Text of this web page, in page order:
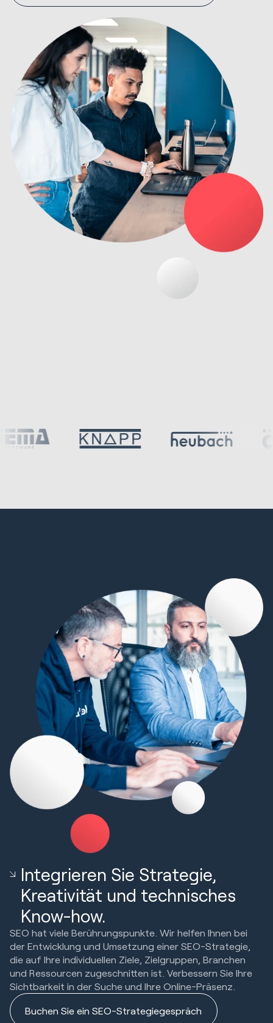
Integrieren Sie Strategie,
Kreativität und technisches
Know-how.
SEO hat viele Berührungspunkte. Wir helfen Ihnen bei
der Entwicklung und Umsetzung einer SEO-Strategie,
die auf Ihre individuellen Ziele, Zielgruppen, Branchen
und Ressourcen zugeschnitten ist. Verbessern Sie Ihre
Sichtbarkeit in der Suche und Ihre Online-Präsenz.
Buchen Sie ein SEO-Strategiegespräch